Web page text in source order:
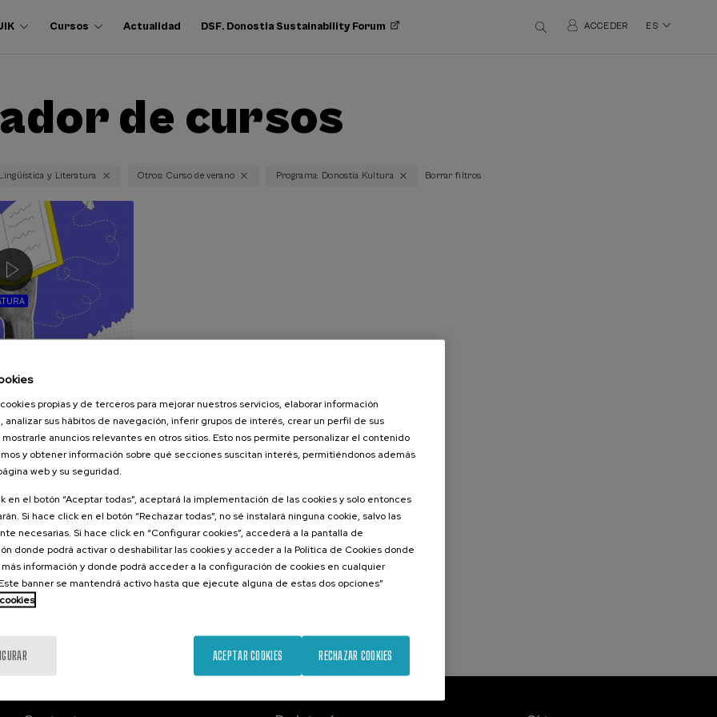
Cursos Actualidad DSF. Donostia Sustainability Forum ACCEDER ES
de cursos
y Literatura Otros: Curso de verano Programa: Donostia Kultura Borrar filtros
eta
bide
25 €
plazas
pasada
de
espera
de
matrícula
propias y de terceros para mejorar nuestros servicios, elaborar información
analizar sus hábitos de navegación, inferir grupos de interés, crear un perfil de sus
anuncios relevantes en otros sitios. Esto nos permite personalizar el contenido
y obtener información sobre qué secciones suscitan interés, permitiéndonos además
web y su seguridad.
en el botón “Aceptar todas”, aceptará la implementación de las cookies y solo entonces
Si hace click en el botón “Rechazar todas”, no sé instalará ninguna cookie, salvo las
necesarias. Si hace click en “Configurar cookies”, accederá a la pantalla de
donde podrá activar o deshabilitar las cookies y acceder a la Política de Cookies donde
información y donde podrá acceder a la configuración de cookies en cualquier
banner se mantendrá activo hasta que ejecute alguna de estas dos opciones”
RECHAZAR COOKIES
ACEPTAR COOKIES